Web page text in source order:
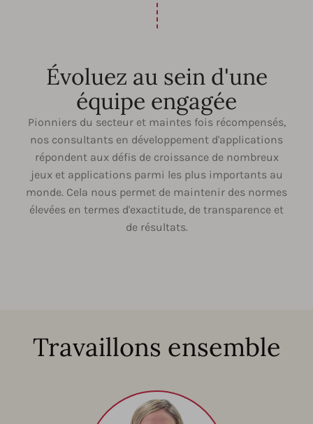
Évoluez au sein d'une
équipe engagée
Pionniers du secteur et maintes fois récompensés,
nos consultants en développement d'applications
répondent aux défis de croissance de nombreux
jeux et applications parmi les plus importants au
monde. Cela nous permet de maintenir des normes
élevées en termes d'exactitude, de transparence et
de résultats.
Travaillons ensemble